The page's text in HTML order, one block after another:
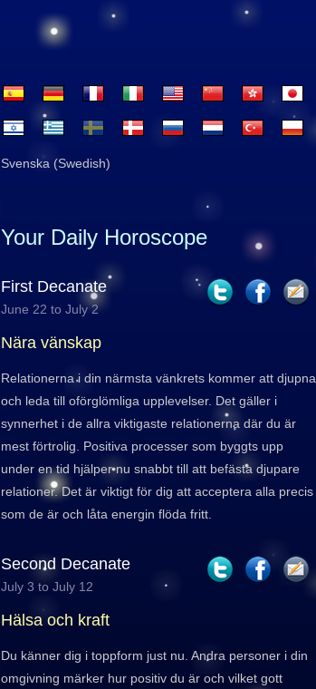
Svenska (Swedish)
Your Daily Horoscope
First Decanate
June 22 to July 2
Nära vänskap
Relationerna i din närmsta vänkrets kommer att djupna
och leda till oförglömliga upplevelser. Det gäller i
synnerhet i de allra viktigaste relationerna där du är
mest förtrolig. Positiva processer som byggts upp
under en tid hjälper nu snabbt till att befästa djupare
relationer. Det är viktigt för dig att acceptera alla precis
som de är och låta energin flöda fritt.
Second Decanate
July 3 to July 12
Hälsa och kraft
Du känner dig i toppform just nu. Andra personer i din
omgivning märker hur positiv du är och vilket gott